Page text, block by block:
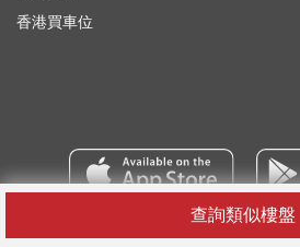
查詢類似樓盤
香港買車位